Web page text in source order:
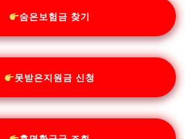
숨은보험금 찾기
못받은지원금 신청